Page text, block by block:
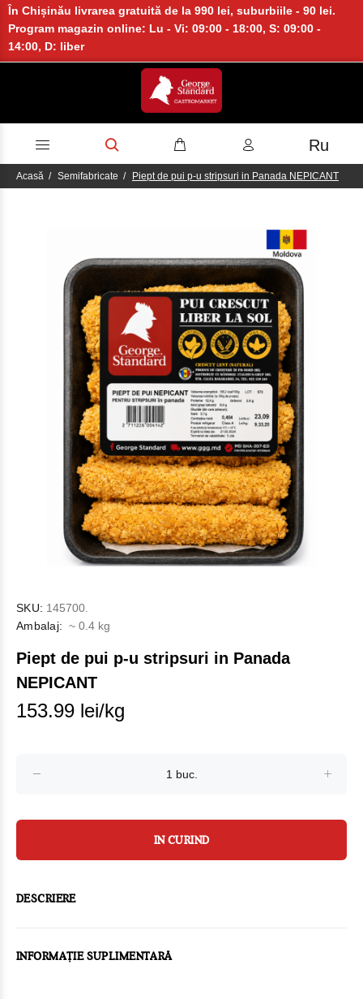
În Chișinău livrarea gratuită de la 990 lei, suburbiile - 90 lei.
Program magazin online: Lu - Vi: 09:00 - 18:00, S: 09:00 -
14:00, D: liber
Ru
Acasă Semifabricate Piept de pui p-u stripsuri in Panada NEPICANT
SKU: 145700.
Ambalaj: ~ 0.4 kg
Piept de pui p-u stripsuri in Panada
NEPICANT
153.99 lei/kg
IN CURIND
DESCRIERE
INFORMAȚIE SUPLIMENTARĂ